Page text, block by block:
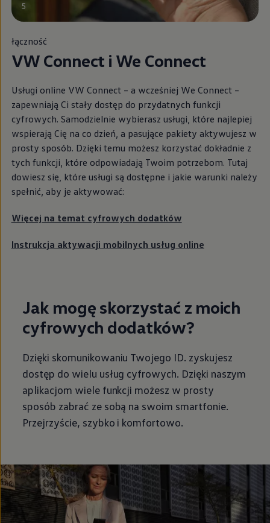
łączność
VW Connect i We Connect
5
Usługi online VW Connect – a wcześniej We Connect –
zapewniają Ci stały dostęp do przydatnych funkcji
cyfrowych. Samodzielnie wybierasz usługi, które najlepiej
wspierają Cię na co dzień, a pasujące pakiety aktywujesz w
prosty sposób. Dzięki temu możesz korzystać dokładnie z
tych funkcji, które odpowiadają Twoim potrzebom. Tutaj
dowiesz się, które usługi są dostępne i jakie warunki należy
spełnić, aby je aktywować:
Więcej na temat cyfrowych dodatków
Instrukcja aktywacji mobilnych usług online
Jak mogę skorzystać z moich
cyfrowych dodatków?
Dzięki skomunikowaniu Twojego ID. zyskujesz
dostęp do wielu usług cyfrowych. Dzięki naszym
aplikacjom wiele funkcji możesz w prosty
sposób zabrać ze sobą na swoim smartfonie.
Przejrzyście, szybko i komfortowo.